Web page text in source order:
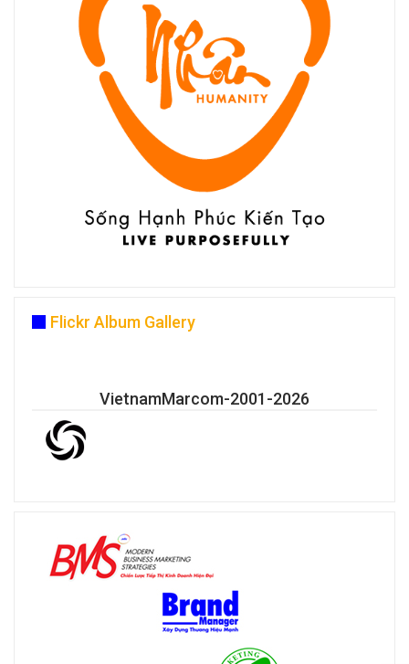
Flickr Album Gallery
VietnamMarcom-2001-2026